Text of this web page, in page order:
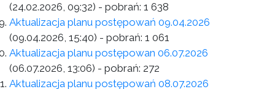
(24.02.2026, 09:32) - pobrań: 1 638
Aktualizacja planu postępowań 09.04.2026
(09.04.2026, 15:40) - pobrań: 1 061
Aktualizacja planu postępowan 06.07.2026
(06.07.2026, 13:06) - pobrań: 272
Aktualizacja planu postępowań 08.07.2026